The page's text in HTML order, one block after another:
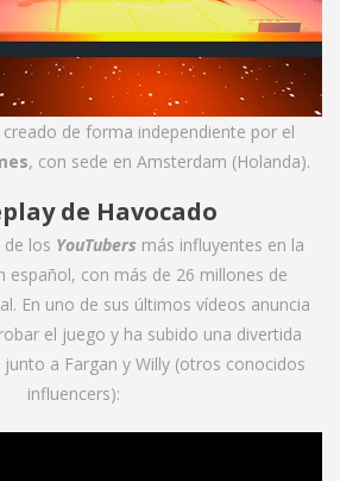
creado de forma independiente por el
, con sede en Amsterdam (Holanda).
de Havocado
de los YouTubers más influyentes en la
español, con más de 26 millones de
En uno de sus últimos vídeos anuncia
el juego y ha subido una divertida
junto a Fargan y Willy (otros conocidos
influencers):